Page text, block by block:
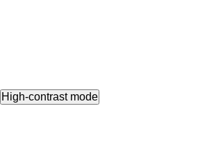
High-contrast mode